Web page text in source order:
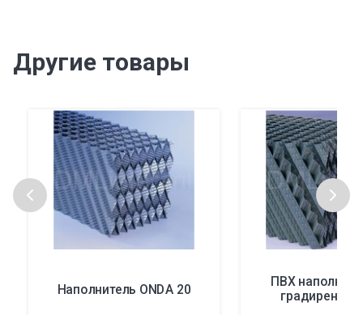
Другие товары
Наполнитель ONDA 20 ПВХ
градирен